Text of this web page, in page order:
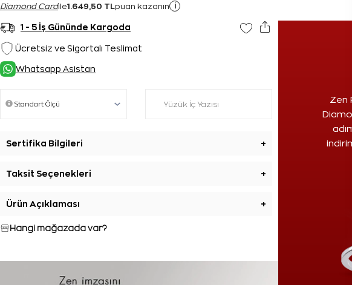
Diamond Cardile1.649,50 TL puan kazanın i
Zen
1 - 5 İş Gününde Kargoda
Ücretsiz ve Sigortalı Teslimat
Whatsapp Asistan
Sertifika Bilgileri +
Taksit Seçenekleri +
Ürün Açıklaması +
Hangi mağazada var?